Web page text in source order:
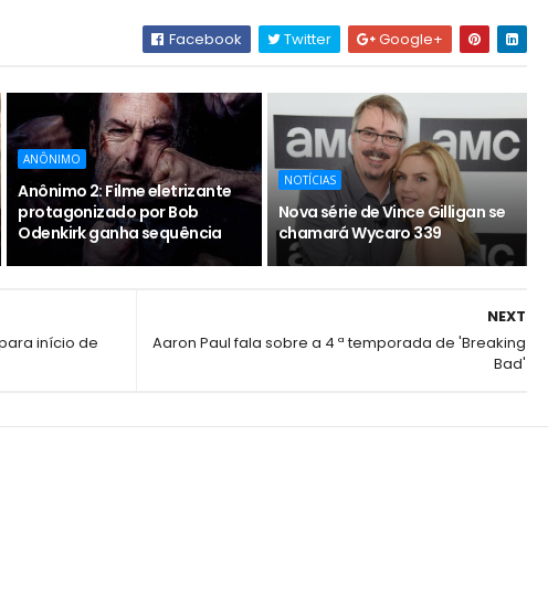
Facebook Twitter Google+
ANÔNIMO
Anônimo 2: Filme eletrizante
protagonizado por Bob
Odenkirk ganha sequência
NOTÍCIAS
Nova série de Vince Gilligan se
chamará Wycaro 339
NEXT
Aaron Paul fala sobre a 4 ª temporada de 'Breaking
Bad'
início de